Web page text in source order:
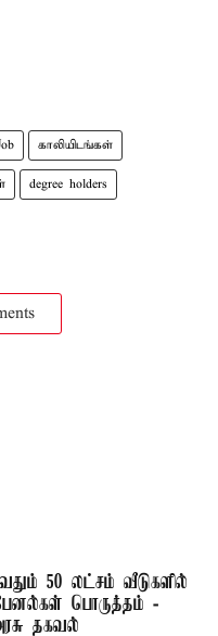
காலியிடங்கள்
degree holders
50 லட்சம் வீடுகளில்
பொருத்தம் -
தகவல்